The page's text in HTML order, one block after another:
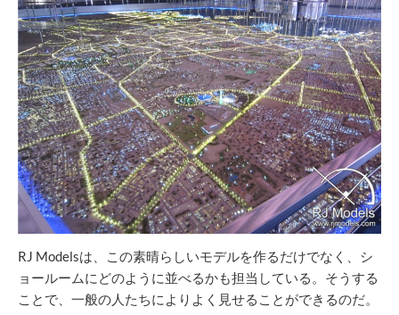
RJ Modelsは、この素晴らしいモデルを作るだけでなく、シ
ョールームにどのように並べるかも担当している。そうする
ことで、一般の人たちによりよく見せることができるのだ。